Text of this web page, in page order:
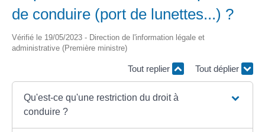
de conduire (port de lunettes...) ?
Vérifié le 19/05/2023 - Direction de l'information légale et
administrative (Première ministre)
Tout replier Tout déplier
Qu'est-ce qu'une restriction du droit à
conduire ?